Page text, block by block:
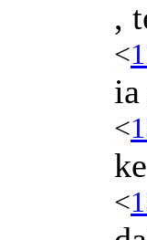
,
<
ia
<
ke
<